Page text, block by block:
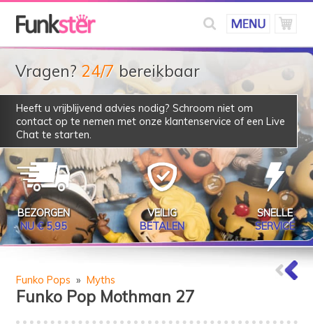
Vragen? 24/7 bereikbaar
Heeft u vrijblijvend advies nodig? Schroom niet om
contact op te nemen met onze klantenservice of een Live
Chat te starten.
BEZORGEN
NU € 5,95
VEILIG
BETALEN
SNELLE
SERVICE
Funko Pops » Myths
Funko Pop Mothman 27